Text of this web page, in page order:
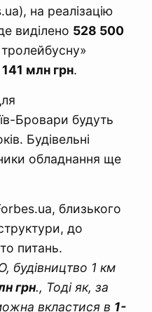
на реалізацію
виділено 528 500
141 млн грн.
Бровари будуть
Будівельні
обладнання ще
близького
до
питань.
будівництво 1 км
грн., Тоді як, за
вкластися в 1-